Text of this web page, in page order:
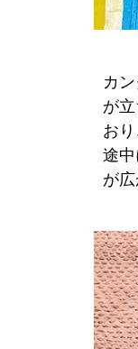
カ
が
お
途
が広